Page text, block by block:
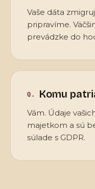
Vaše dáta
pripravíme.
prevádzke do
Komu
Vám. Údaje
majetkom a sú
súlade s GDPR.